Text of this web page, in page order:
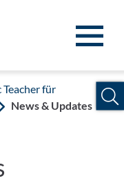
für
News & Updates